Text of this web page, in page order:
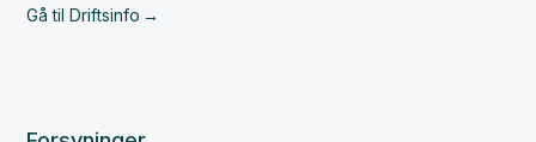
Gå til Driftsinfo